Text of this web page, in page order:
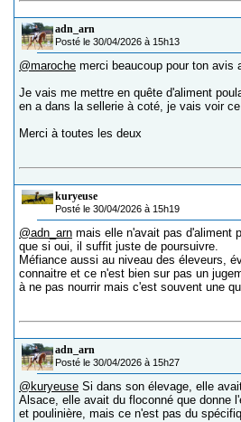
adn_arn
Posté le 30/04/2026 à 15h13
@maroche merci beaucoup pour ton avis
Je vais me mettre en quête d'aliment
en a dans la sellerie à coté, je vais voir
Merci à toutes les deux
kuryeuse
Posté le 30/04/2026 à 15h19
@adn_arn mais elle n'avait pas d'aliment
que si oui, il suffit juste de poursuivre.
Méfiance aussi au niveau des éleveurs,
connaitre et ce n'est bien sur pas un
à ne pas nourrir mais c'est souvent une
adn_arn
Posté le 30/04/2026 à 15h27
@kuryeuse Si dans son élevage, elle
Alsace, elle avait du floconné que donne
et poulinière, mais ce n'est pas du